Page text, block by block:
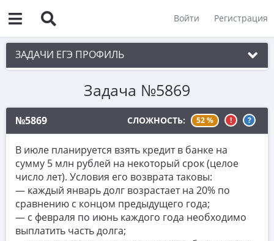
Войти Регистрация
ЗАДАЧИ ЕГЭ ПРОФИЛЬ
1. Планиметрия
2. Векторы
3. Стереометрия
4. Классическое определение вероятности
5. Теория вероятностей
6. Уравнения
7. Нахождение значений выражений
Задача №5869
№5869 СЛОЖНОСТЬ: 52 % ! ?
В июле планируется взять кредит в банке на
сумму 5 млн рублей на некоторый срок (целое
число лет). Условия его возврата таковы:
— каждый январь долг возрастает на 20% по
сравнению с концом предыдущего года;
— с февраля по июнь каждого года необходимо
выплатить часть долга;